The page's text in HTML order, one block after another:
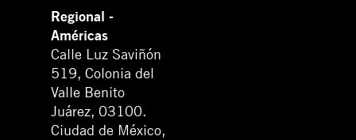
Regional -
Américas
Calle Luz Saviñón
519, Colonia del
Valle Benito
Juárez, 03100.
Ciudad de México,